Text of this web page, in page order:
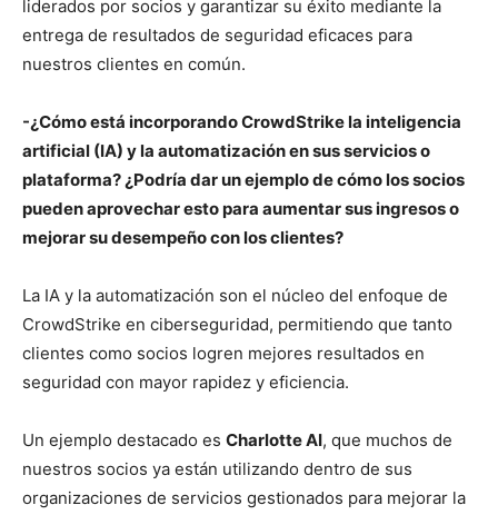
liderados por socios y garantizar su éxito mediante la
entrega de resultados de seguridad eficaces para
nuestros clientes en común.
-¿Cómo está incorporando CrowdStrike la inteligencia
artificial (IA) y la automatización en sus servicios o
plataforma? ¿Podría dar un ejemplo de cómo los socios
pueden aprovechar esto para aumentar sus ingresos o
mejorar su desempeño con los clientes?
La IA y la automatización son el núcleo del enfoque de
CrowdStrike en ciberseguridad, permitiendo que tanto
clientes como socios logren mejores resultados en
seguridad con mayor rapidez y eficiencia.
Un ejemplo destacado es Charlotte AI, que muchos de
nuestros socios ya están utilizando dentro de sus
organizaciones de servicios gestionados para mejorar la